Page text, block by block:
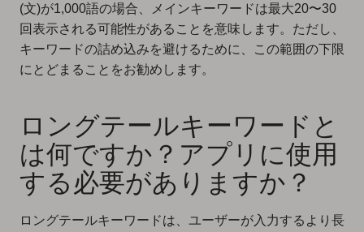
(文)が1,000語の場合、メインキーワードは最大20〜30
回表示される可能性があることを意味します。ただし、
キーワードの詰め込みを避けるために、この範囲の下限
にとどまることをお勧めします。
ロングテールキーワードと
は何ですか？アプリに使用
する必要がありますか？
ロングテールキーワードは、ユーザーが入力するより長